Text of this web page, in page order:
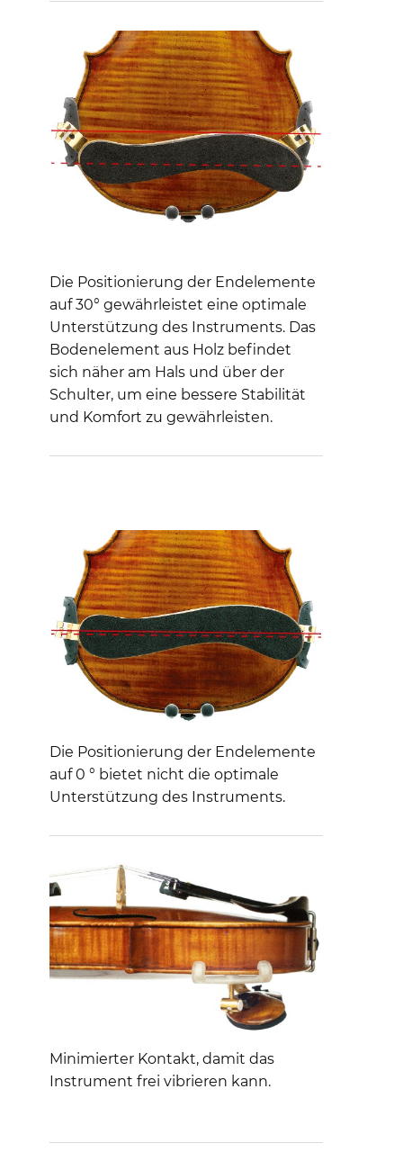
Die Positionierung der Endelemente
auf 30° gewährleistet eine optimale
Unterstützung des Instruments. Das
Bodenelement aus Holz befindet
sich näher am Hals und über der
Schulter, um eine bessere Stabilität
und Komfort zu gewährleisten.
Die Positionierung der Endelemente
auf 0 ° bietet nicht die optimale
Unterstützung des Instruments.
Minimierter Kontakt, damit das
Instrument frei vibrieren kann.